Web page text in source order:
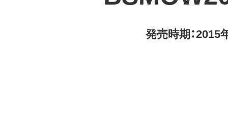
発売時期：2015